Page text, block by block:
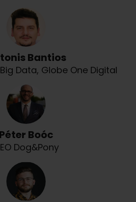
Bantios
Data, Globe One Digital
Péter Boóc
Dog&Pony